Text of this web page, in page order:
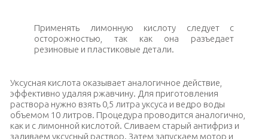
Применять лимонную кислоту следует с
осторожностью, так как она разъедает
резиновые и пластиковые детали.
Уксусная кислота оказывает аналогичное действие,
эффективно удаляя ржавчину. Для приготовления
раствора нужно взять 0,5 литра уксуса и ведро воды
объемом 10 литров. Процедура проводится аналогично,
как и с лимонной кислотой. Сливаем старый антифриз и
заливаем уксусный раствор. Затем запускаем мотор и